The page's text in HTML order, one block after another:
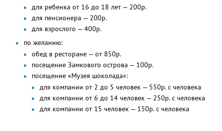
для ребенка от 16 до 18 лет — 200р.
для пенсионера — 200р.
для взрослого — 400р.
по желанию:
обед в ресторане — от 850р.
посещение Замкового острова — 100р.
посещение «Музея шоколада»:
для компании от 2 до 5 человек — 550р. с человека
для компании от 6 до 14 человек — 250р. с человека
для компании от 15 человек — 150р. с человека